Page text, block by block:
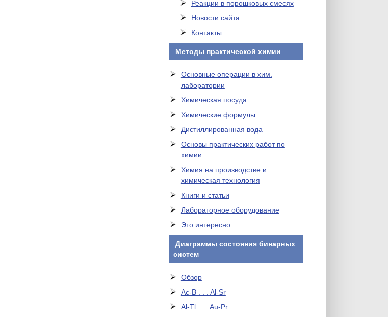
Реакции в порошковых смесях
Новости сайта
Контакты
Методы практической химии
Основные операции в хим.
лаборатории
Химическая посуда
Химические формулы
Дистиллированная вода
Основы практических работ по
химии
Химия на производстве и
химическая технология
Книги и статьи
Лабораторное оборудование
Это интересно
Диаграммы состояния бинарных
систем
Обзор
Ac-B . . . Al-Sr
Al-Tl . . . Au-Pr